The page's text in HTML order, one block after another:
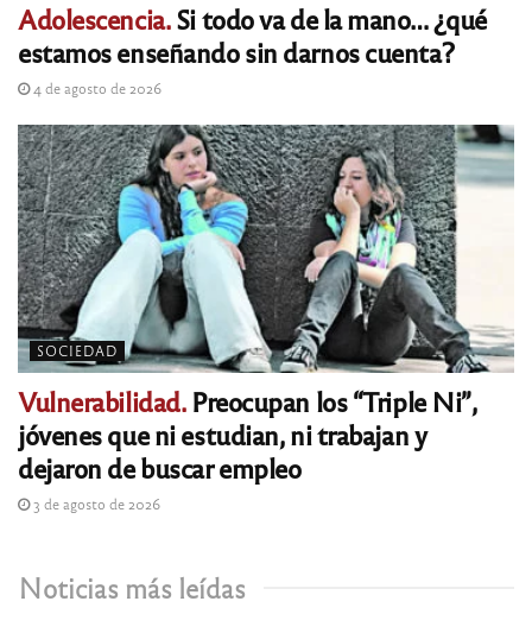
Adolescencia.Si todo va de la mano… ¿qué
estamos enseñando sin darnos cuenta?
4 de agosto de 2026
SOCIEDAD
Vulnerabilidad.Preocupan los “Triple Ni”,
jóvenes que ni estudian, ni trabajan y
dejaron de buscar empleo
3 de agosto de 2026
Noticias más leídas